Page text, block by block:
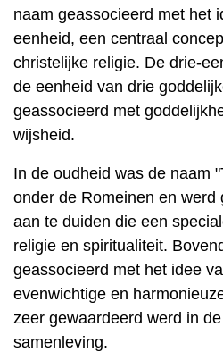
naam geassocieerd met het
eenheid, een centraal
christelijke religie. De drie-
de eenheid van drie
geassocieerd met
wijsheid.
In de oudheid was de naam
onder de Romeinen en werd
aan te duiden die een
religie en spiritualiteit.
geassocieerd met het idee
evenwichtige en
zeer gewaardeerd werd in
samenleving.